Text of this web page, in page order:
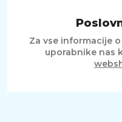
Za vse informacije
uporabnike nas